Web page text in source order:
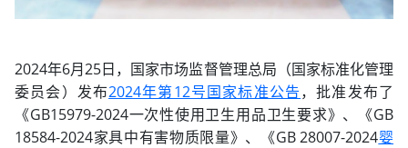
2024年6月25日，国家市场监督管理总局（国家标准化管理
委员会）发布2024年第12号国家标准公告，批准发布了
《GB15979-2024一次性使用卫生用品卫生要求》、《GB
18584-2024家具中有害物质限量》、《GB 28007-2024婴